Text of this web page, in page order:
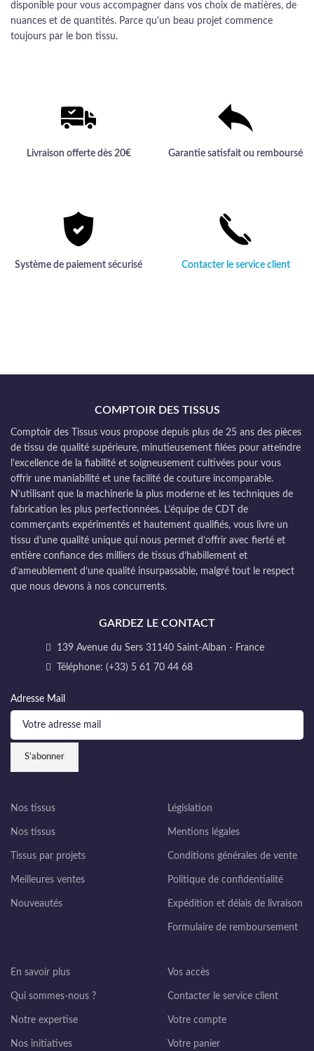
disponible pour vous accompagner dans vos choix de matières, de
nuances et de quantités. Parce qu'un beau projet commence
toujours par le bon tissu.
Livraison offerte dès 20€ Garantie satisfait ou remboursé
Système de paiement sécurisé Contacter le service client
COMPTOIR DES TISSUS
Comptoir des Tissus vous propose depuis plus de 25 ans des pièces
de tissu de qualité supérieure, minutieusement filées pour atteindre
l’excellence de la fiabilité et soigneusement cultivées pour vous
offrir une maniabilité et une facilité de couture incomparable.
N’utilisant que la machinerie la plus moderne et les techniques de
fabrication les plus perfectionnées. L’équipe de CDT de
commerçants expérimentés et hautement qualifiés, vous livre un
tissu d’une qualité unique qui nous permet d’offrir avec fierté et
entière confiance des milliers de tissus d’habillement et
d’ameublement d’une qualité insurpassable, malgré tout le respect
que nous devons à nos concurrents.
GARDEZ LE CONTACT
139 Avenue du Sers 31140 Saint-Alban - France
Téléphone: (+33) 5 61 70 44 68
Adresse Mail
Nos tissus
Nos tissus
Tissus par projets
Meilleures ventes
Nouveautés
Législation
Mentions légales
Conditions générales de vente
Politique de confidentialité
Expédition et délais de livraison
Formulaire de remboursement
En savoir plus
Qui sommes-nous ?
Notre expertise
Nos initiatives
Vos accès
Contacter le service client
Votre compte
Votre panier